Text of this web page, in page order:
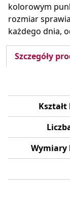
kolorowym
rozmiar
każdego dnia,
Szczegóły
Wymiary